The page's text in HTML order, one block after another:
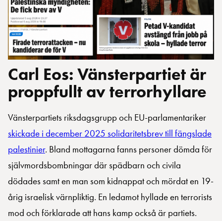
Carl Eos: Vänsterpartiet är
proppfullt av terrorhyllare
Vänsterpartiets riksdagsgrupp och EU-parlamentariker
skickade i december 2025 solidaritetsbrev till fängslade
palestinier. Bland mottagarna fanns personer dömda för
självmordsbombningar där spädbarn och civila
dödades samt en man som kidnappat och mördat en 19-
årig israelisk värnpliktig. En ledamot hyllade en terrorists
mod och förklarade att hans kamp också är partiets.